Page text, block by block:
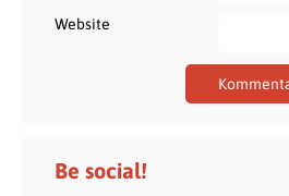
Website
Be social!